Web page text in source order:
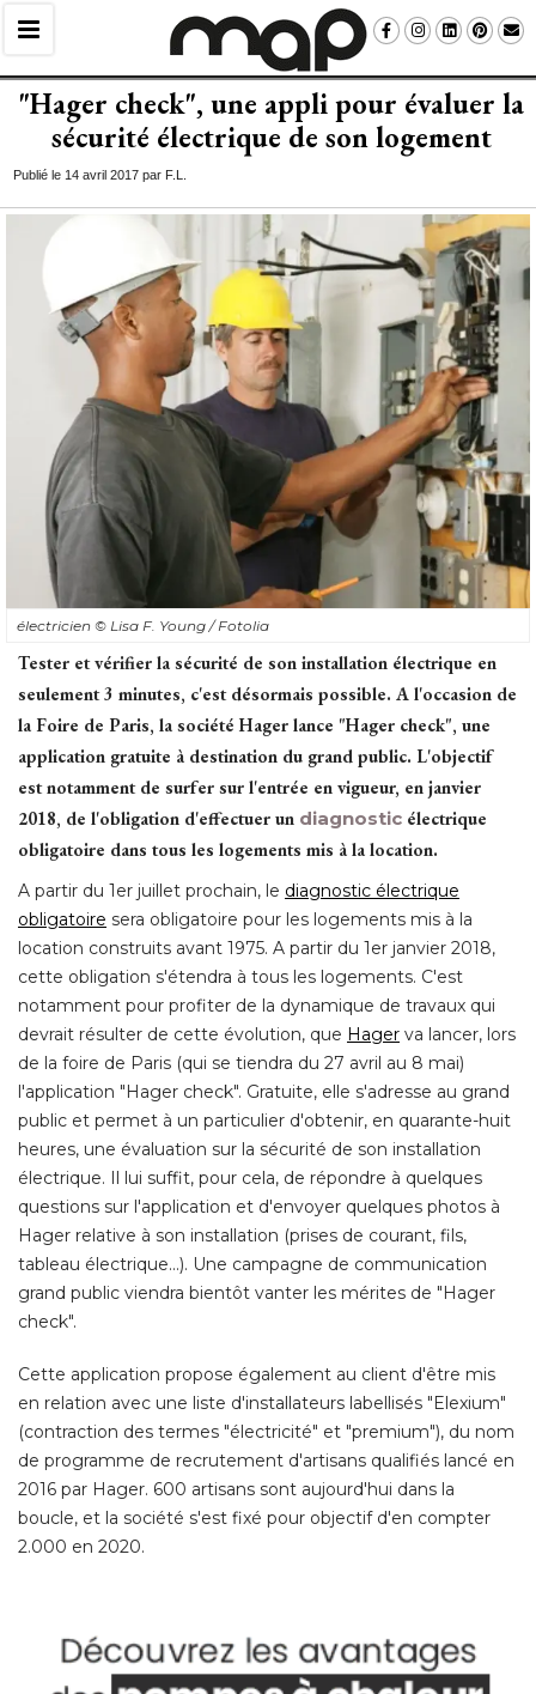
"Hager check", une appli pour évaluer la
sécurité électrique de son logement
Publié le 14 avril 2017 par F.L.
électricien © Lisa F. Young / Fotolia
Tester et vérifier la sécurité de son installation électrique en
seulement 3 minutes, c'est désormais possible. A l'occasion de
la Foire de Paris, la société Hager lance "Hager check", une
application gratuite à destination du grand public. L'objectif
est notamment de surfer sur l'entrée en vigueur, en janvier
2018, de l'obligation d'effectuer un diagnostic électrique
obligatoire dans tous les logements mis à la location.
A partir du 1er juillet prochain, le diagnostic électrique
obligatoire sera obligatoire pour les logements mis à la
location construits avant 1975. A partir du 1er janvier 2018,
cette obligation s'étendra à tous les logements. C'est
notamment pour profiter de la dynamique de travaux qui
devrait résulter de cette évolution, que Hager va lancer, lors
de la foire de Paris (qui se tiendra du 27 avril au 8 mai)
l'application "Hager check". Gratuite, elle s'adresse au grand
public et permet à un particulier d'obtenir, en quarante-huit
heures, une évaluation sur la sécurité de son installation
électrique. Il lui suffit, pour cela, de répondre à quelques
questions sur l'application et d'envoyer quelques photos à
Hager relative à son installation (prises de courant, fils,
tableau électrique...). Une campagne de communication
grand public viendra bientôt vanter les mérites de "Hager
check".
Cette application propose également au client d'être mis
en relation avec une liste d'installateurs labellisés "Elexium"
(contraction des termes "électricité" et "premium"), du nom
de programme de recrutement d'artisans qualifiés lancé en
2016 par Hager. 600 artisans sont aujourd'hui dans la
boucle, et la société s'est fixé pour objectif d'en compter
2.000 en 2020.